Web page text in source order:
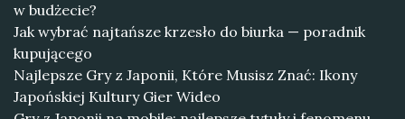
w budżecie?
Jak wybrać najtańsze krzesło do biurka — poradnik
kupującego
Najlepsze Gry z Japonii, Które Musisz Znać: Ikony
Japońskiej Kultury Gier Wideo